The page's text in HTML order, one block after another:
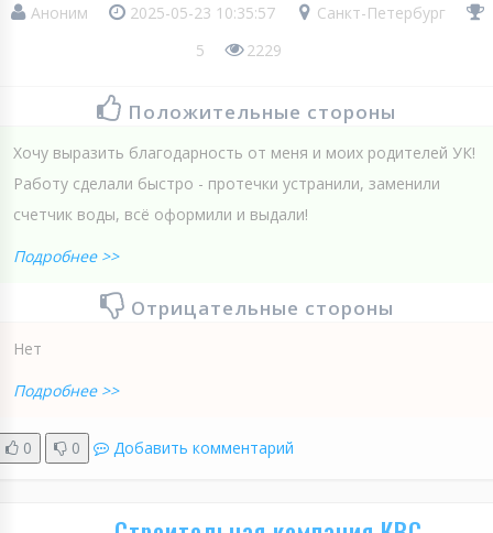
Аноним 2025-05-23 10:35:57
Санкт-Петербург
5
2229
Положительные стороны
Хочу выразить благодарность от меня и моих родителей УК!
Работу сделали быстро - протечки устранили, заменили
счетчик воды, всё оформили и выдали!
Подробнее >>
Отрицательные стороны
Нет
Подробнее >>
0 0 Добавить комментарий